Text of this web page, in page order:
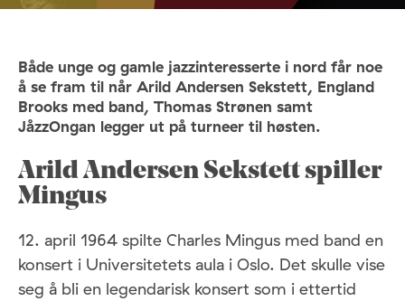
Både unge og gamle jazzinteresserte i nord får noe
å se fram til når Arild Andersen Sekstett, England
Brooks med band, Thomas Strønen samt
JåzzOngan legger ut på turneer til høsten.
Arild Andersen Sekstett spiller
Mingus
12. april 1964 spilte Charles Mingus med band en
konsert i Universitetets aula i Oslo. Det skulle vise
seg å bli en legendarisk konsert som i ettertid